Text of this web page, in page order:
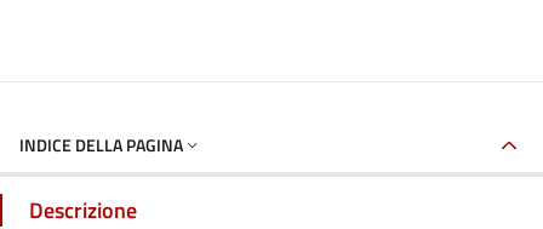
INDICE DELLA PAGINA
Descrizione